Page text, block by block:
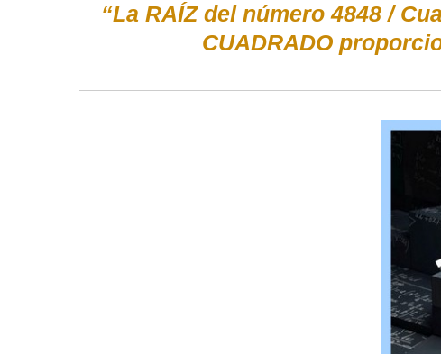
“La RAÍZ del número 4848 /
CUADRADO